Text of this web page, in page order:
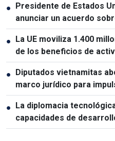
● Presidente de Estados
anunciar un acuerdo
las próximas 48 horas
● La UE moviliza 1.400
de los beneficios de
apoyar a Ucrania
● Diputados vietnamitas
marco jurídico para
económico
● La diplomacia
capacidades de